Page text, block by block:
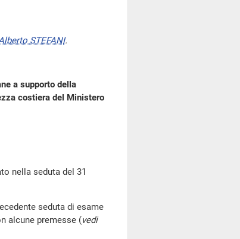
STEFANI.
a supporto della
costiera del Ministero
nella seduta del 31
seduta di esame
alcune premesse (vedi